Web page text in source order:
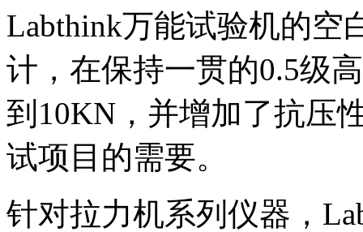
Labthink万能试验机的空
计，在保持一贯的0.5级
到10KN，并增加了抗压
试项目的需要。
针对拉力机系列仪器，